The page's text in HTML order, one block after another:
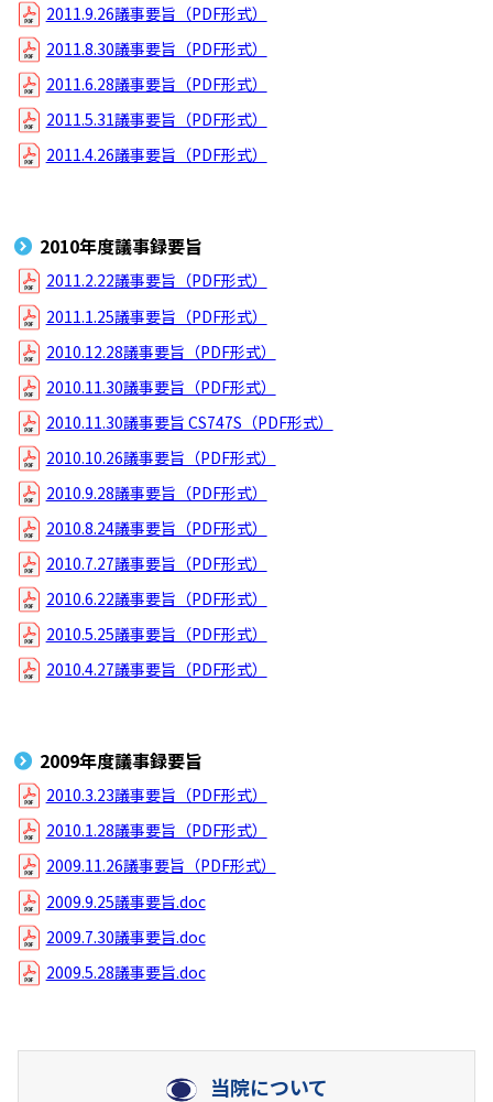
2011.9.26議事要旨（PDF形式）
2011.8.30議事要旨（PDF形式）
2011.6.28議事要旨（PDF形式）
2011.5.31議事要旨（PDF形式）
2011.4.26議事要旨（PDF形式）
2010年度議事録要旨
2011.2.22議事要旨（PDF形式）
2011.1.25議事要旨（PDF形式）
2010.12.28議事要旨（PDF形式）
2010.11.30議事要旨（PDF形式）
2010.11.30議事要旨 CS747S（PDF形式）
2010.10.26議事要旨（PDF形式）
2010.9.28議事要旨（PDF形式）
2010.8.24議事要旨（PDF形式）
2010.7.27議事要旨（PDF形式）
2010.6.22議事要旨（PDF形式）
2010.5.25議事要旨（PDF形式）
2010.4.27議事要旨（PDF形式）
2009年度議事録要旨
2010.3.23議事要旨（PDF形式）
2010.1.28議事要旨（PDF形式）
2009.11.26議事要旨（PDF形式）
2009.9.25議事要旨.doc
2009.7.30議事要旨.doc
2009.5.28議事要旨.doc
当院について